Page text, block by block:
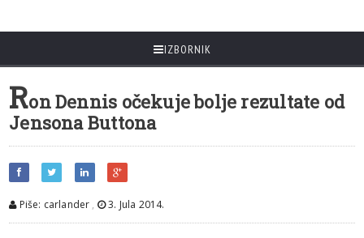
IZBORNIK
Ron Dennis očekuje bolje rezultate od
Jensona Buttona
Piše: carlander , 3. Jula 2014.